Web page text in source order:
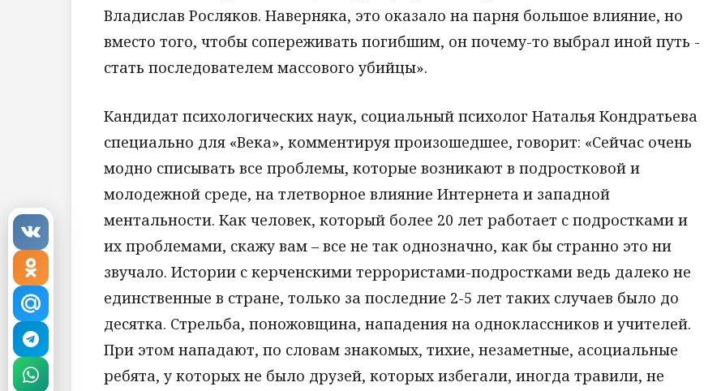
Владислав Росляков. Наверняка, это оказало на парня большое влияние, но
вместо того, чтобы сопереживать погибшим, он почему-то выбрал иной путь -
стать последователем массового убийцы».
Кандидат психологических наук, социальный психолог Наталья Кондратьева
специально для «Века», комментируя произошедшее, говорит: «Сейчас очень
модно списывать все проблемы, которые возникают в подростковой и
молодежной среде, на тлетворное влияние Интернета и западной
ментальности. Как человек, который более 20 лет работает с подростками и
их проблемами, скажу вам – все не так однозначно, как бы странно это ни
звучало. Истории с керченскими террористами-подростками ведь далеко не
единственные в стране, только за последние 2-5 лет таких случаев было до
десятка. Стрельба, поножовщина, нападения на одноклассников и учителей.
При этом нападают, по словам знакомых, тихие, незаметные, асоциальные
ребята, у которых не было друзей, которых избегали, иногда травили, не